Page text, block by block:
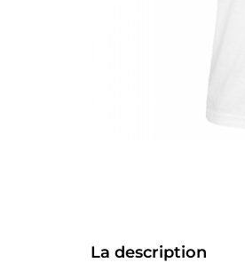
La description